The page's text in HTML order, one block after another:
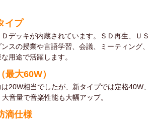
イプ
デッキが内蔵されています。ＳＤ再生、ＵＳ
スの授業や言語学習、会議、ミーティング、
用途で活躍します。
最大60W）
20W相当でしたが、新タイプでは定格40W、
音量で音楽性能も大幅アップ。
滴仕様